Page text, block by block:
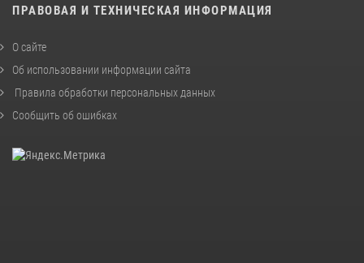
ПРАВОВАЯ И ТЕХНИЧЕСКАЯ ИНФОРМАЦИЯ
О сайте
Об использовании информации сайта
Правила обработки персональных данных
Сообщить об ошибках